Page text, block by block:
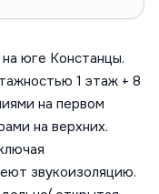
юге Констанцы.
1 этаж + 8
на первом
на верхних.
звукоизоляцию.